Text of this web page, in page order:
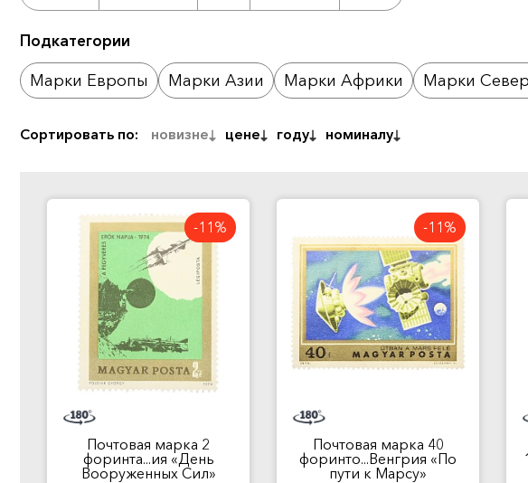
Подкатегории
Марки Европы Марки Азии Марки Африки Марки
Сортировать по: новизне цене году номиналу
-11%
Почтовая марка 2
форинта...ия «День
Вооруженных Сил»
-11%
Почтовая марка 40
форинто...Венгрия «По
пути к Марсу»